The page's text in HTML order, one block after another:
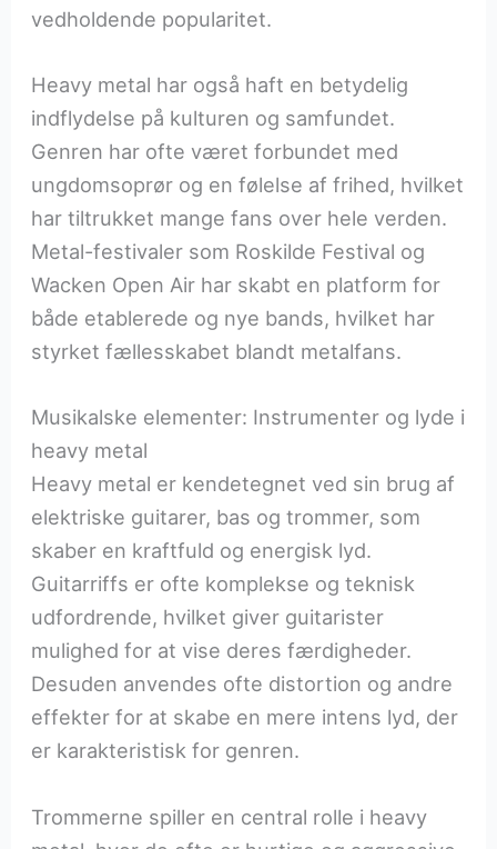
vedholdende popularitet.
Heavy metal har også haft en betydelig
indflydelse på kulturen og samfundet.
Genren har ofte været forbundet med
ungdomsoprør og en følelse af frihed, hvilket
har tiltrukket mange fans over hele verden.
Metal-festivaler som Roskilde Festival og
Wacken Open Air har skabt en platform for
både etablerede og nye bands, hvilket har
styrket fællesskabet blandt metalfans.
Musikalske elementer: Instrumenter og lyde i
heavy metal
Heavy metal er kendetegnet ved sin brug af
elektriske guitarer, bas og trommer, som
skaber en kraftfuld og energisk lyd.
Guitarriffs er ofte komplekse og teknisk
udfordrende, hvilket giver guitarister
mulighed for at vise deres færdigheder.
Desuden anvendes ofte distortion og andre
effekter for at skabe en mere intens lyd, der
er karakteristisk for genren.
Trommerne spiller en central rolle i heavy